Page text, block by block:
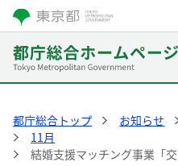
都庁総合トップ お知らせ
11月
結婚支援マッチング事業「